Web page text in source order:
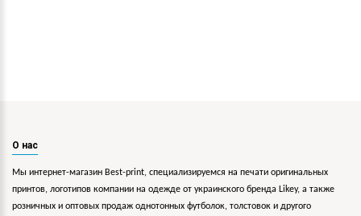
О нас
Мы интернет-магазин Best-print, специализируемся на печати оригинальных
принтов, логотипов компании на одежде от украинского бренда Likey, а также
розничных и оптовых продаж однотонных футболок, толстовок и другого